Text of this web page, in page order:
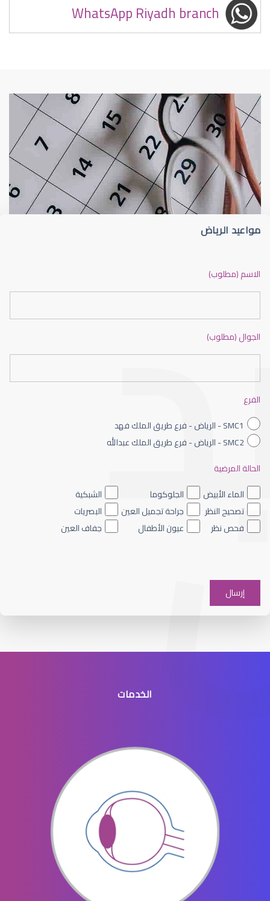
WhatsApp Riyadh branch
روابط مهمة
مواعيد الرياض
الاسم (مطلوب)
الجوال (مطلوب)
الفرع
SMC1 - الرياض - فرع طريق الملك فهد
SMC2 - الرياض - فرع طريق الملك عبدالله
الحالة المرضية
الماء الأبيض
الجلوكوما
الشبكية
تصحيح النظر
جراحة تجميل العين
البصريات
فحص نظر
عيون الأطفال جفاف العين
الخدمات